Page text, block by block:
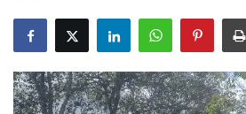
Edições Diárias - NOTÍCIAS DO DIA
Polícia/Acidente